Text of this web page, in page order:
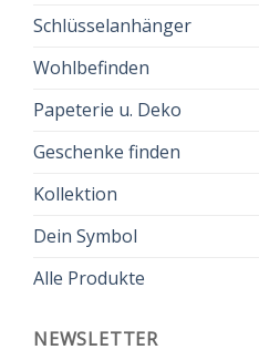
Schlüsselanhänger
Wohlbefinden
Papeterie u. Deko
Geschenke finden
Kollektion
Dein Symbol
Alle Produkte
NEWSLETTER